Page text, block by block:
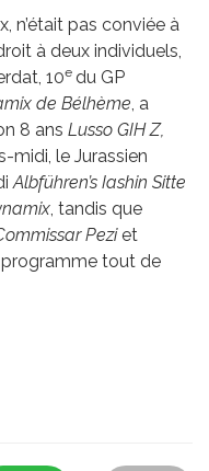
n’était pas conviée à
à deux individuels,
10e du GP
de Bélhème, a
8 ans Lusso GIH Z,
midi, le Jurassien
Albführen’s Iashin Sitte
, tandis que
Peziet
tout de